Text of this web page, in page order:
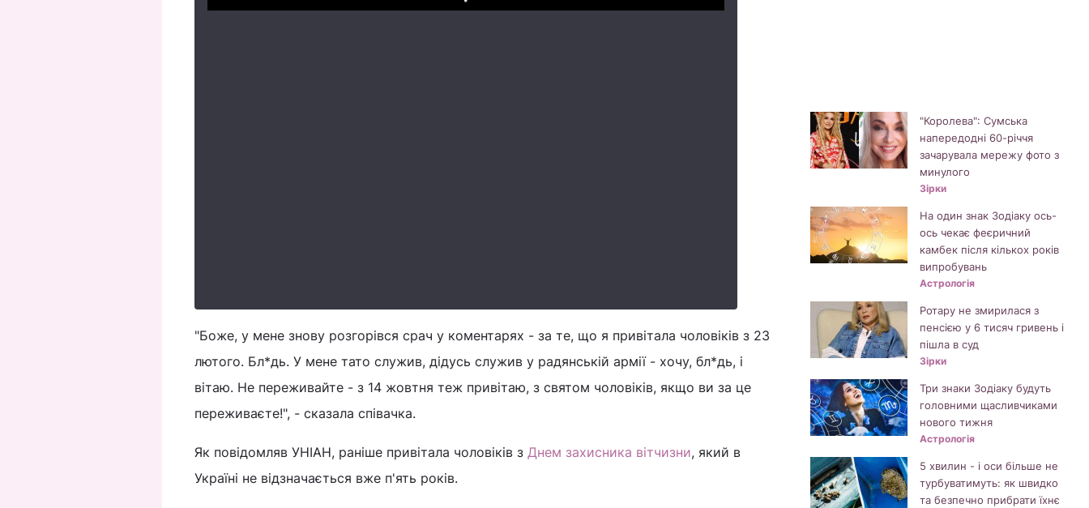
Play
"Боже, у мене знову розгорівся срач у коментарях - за те, що я привітала чоловіків з 23
лютого. Бл*дь. У мене тато служив, дідусь служив у радянській армії - хочу, бл*дь, і
вітаю. Не переживайте - з 14 жовтня теж привітаю, з святом чоловіків, якщо ви за це
переживаєте!", - сказала співачка.
Як повідомляв УНІАН, раніше привітала чоловіків з Днем захисника вітчизни, який в
Україні не відзначається вже п'ять років.
"Королева": Сумська
напередодні 60-річчя
зачарувала мережу фото з
минулого
Зірки
На один знак Зодіаку ось-
ось чекає феєричний
камбек після кількох років
випробувань
Астрологія
Ротару не змирилася з
пенсією у 6 тисяч гривень і
пішла в суд
Зірки
Три знаки Зодіаку будуть
головними щасливчиками
нового тижня
Астрологія
5 хвилин - і оси більше не
турбуватимуть: як швидко
та безпечно прибрати їхнє